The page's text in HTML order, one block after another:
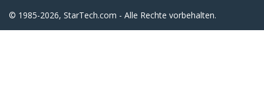
© 1985-2026, StarTech.com - Alle Rechte vorbehalten.